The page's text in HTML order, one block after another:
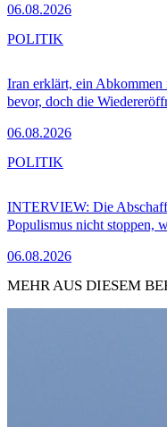
06.08.2026
Iran erklärt, ein
bevor, doch die
06.08.2026
POLITIK
INTERVIEW: Die
Populismus nicht stoppen,
06.08.2026
POLITIK
MEHR AUS DIESEM